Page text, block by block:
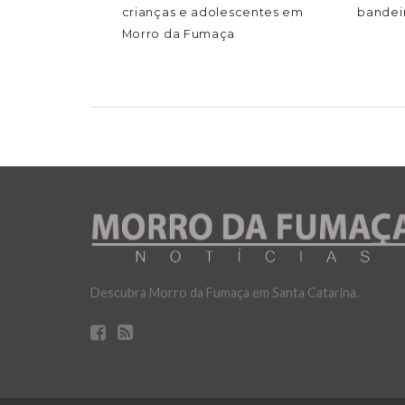
crianças e adolescentes em
Morro da Fumaça
Descubra Morro da Fumaça em Santa Catarina.